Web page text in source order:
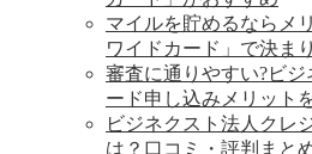
マイルを貯めるならメ
ワイドカード」で決ま
審査に通りやすい?ビ
ード申し込みメリット
ビジネクスト法人クレ
は？口コミ・評判まと